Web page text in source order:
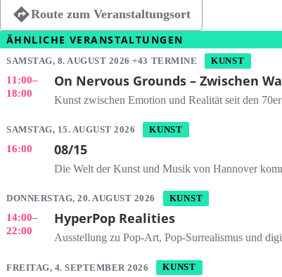
Route zum Veranstaltungsort
ÄHNLICHE VERANSTALTUNGEN
SAMSTAG, 8. AUGUST 2026 +43 TERMINE KUNST
11:00–
18:00
On Nervous Grounds – Zwischen
Kunst zwischen Emotion und Realität seit den
SAMSTAG, 15. AUGUST 2026 KUNST
16:00 08/15
Die Welt der Kunst und Musik von Hannover
DONNERSTAG, 20. AUGUST 2026 KUNST
14:00–
22:00
HyperPop Realities
Ausstellung zu Pop-Art, Pop-Surrealismus und
FREITAG, 4. SEPTEMBER 2026 KUNST